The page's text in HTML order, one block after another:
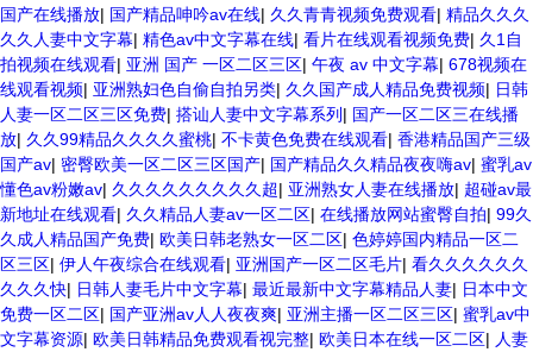
国产在线播放| 国产精品呻吟av在线| 久久青青视频免费观看| 精品久久久
久久人妻中文字幕| 精色av中文字幕在线| 看片在线观看视频免费| 久1自
拍视频在线观看| 亚洲 国产 一区二区三区| 午夜 av 中文字幕| 678视频在
线观看视频| 亚洲熟妇色自偷自拍另类| 久久国产成人精品免费视频| 日韩
人妻一区二区三区免费| 搭讪人妻中文字幕系列 | 国产一区二区三在线播
放| 久久99精品久久久久蜜桃| 不卡黄色免费在线观看| 香港精品国产三级
国产av| 密臀欧美一区二区三区国产| 国产精品久久精品夜夜嗨av| 蜜乳av
懂色av粉嫩av| 久久久久久久久久久超| 亚洲熟女人妻在线播放| 超碰av最
新地址在线观看| 久久精品人妻av一区二区| 在线播放网站蜜臀自拍| 99久
久成人精品国产免费| 欧美日韩老熟女一区二区| 色婷婷国内精品一区二
区三区| 伊人午夜综合在线观看| 亚洲国产一区二区毛片| 看久久久久久久
久久久快| 日韩人妻毛片中文字幕| 最近最新中文字幕精品人妻| 日本中文
免费一区二区| 国产亚洲av人人夜夜爽| 亚洲主播一区二区三区| 蜜乳av中
文字幕资源| 欧美日韩精品免费观看视完整| 欧美日本在线一区二区| 人妻